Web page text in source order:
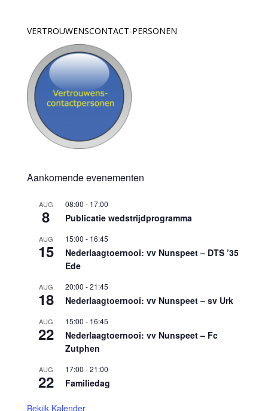
VERTROUWENSCONTACT-PERSONEN
Aankomende evenementen
AUG
8
08:00 - 17:00
Publicatie wedstrijdprogramma
AUG
15
15:00 - 16:45
Nederlaagtoernooi: vv Nunspeet – DTS ’35
Ede
AUG
18
20:00 -21:45
Nederlaagtoernooi: vv Nunspeet – sv Urk
AUG
22
15:00 - 16:45
Nederlaagtoernooi: vv Nunspeet – Fc
Zutphen
AUG
22
17:00 -21:00
Familiedag
Bekijk Kalender